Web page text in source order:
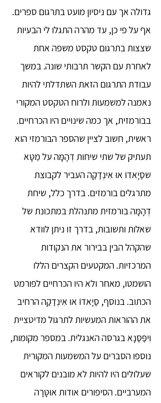
גדולה אך עם ניסיון מועט בתרגום ספרים.
אף על פי כן, עד מהרה התגלו לי הבעיות
שצצות בתרגום טקסט משפה אחת
לאחרת עם הקשר תרבותי שונה. במשך
עבודת התרגום הזאת השתדלתי להיות
נאמנה למשמעות ולרוח הטקסט המקורי
בבורמזית, אך כמה שינויים היו הכרחיים.
ראשית, חשוב לציין שהספר הבורמזי הוא
תעתיק של שתי שיחות דְהָמָּה על מֵטָּא
שסַיָאדוֹ אוּ אִינְדַקַה העביר לקבוצת
מתרגלים בורמזים. בדרך כלל, שיחת
דְהָמָּה בורמזית מתנהלת במתכונת של
שאלות ותשובות, בדרך זו ניתן לוודא
שהקהל הבין בבירור את הנקודות
המרכזיות. המקטעים הקצרים הללו
הושמטו, מאחר ולא היו הכרחיים לפורמט
הכתוב. בנוסף, סַיָאדוֹ אוּ אִינְדַקַה הרחיב
את ההוראות המעשיות לתרגול מדיטציית
וִיפַּסַּנָא בגרסה האנגלית. במספר מקומות,
נוספו הסברים על המשמעות המקורית
שעלולים היו להיות לא מובנים לקוראים
המערביים. הסיפורים אודות אוּטָּרָה